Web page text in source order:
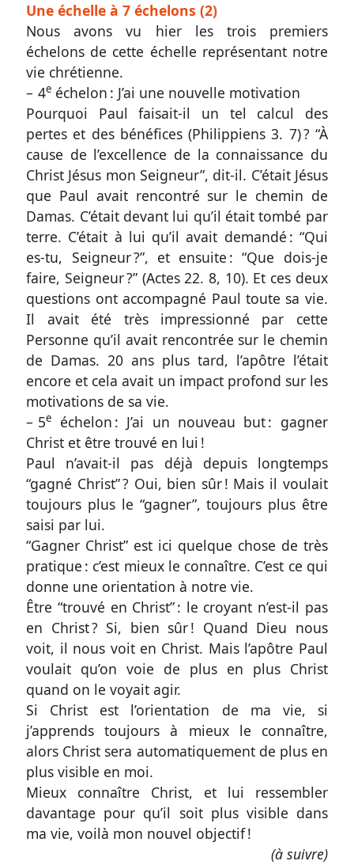
Une échelle à 7 échelons (2)
Nous avons vu hier les trois premiers
échelons de cette échelle représentant notre
vie chrétienne.
– 4e échelon : J’ai une nouvelle motivation
Pourquoi Paul faisait-il un tel calcul des
pertes et des bénéfices (Philippiens 3. 7) ? “À
cause de l’excellence de la connaissance du
Christ Jésus mon Seigneur”, dit-il. C’était Jésus
que Paul avait rencontré sur le chemin de
Damas. C’était devant lui qu’il était tombé par
terre. C’était à lui qu’il avait demandé : “Qui
es-tu, Seigneur ?”, et ensuite : “Que dois-je
faire, Seigneur ?” (Actes 22. 8, 10). Et ces deux
questions ont accompagné Paul toute sa vie.
Il avait été très impressionné par cette
Personne qu’il avait rencontrée sur le chemin
de Damas. 20 ans plus tard, l’apôtre l’était
encore et cela avait un impact profond sur les
motivations de sa vie.
– 5e
échelon : J’ai un nouveau but : gagner
Christ et être trouvé en lui !
Paul n’avait-il pas déjà depuis longtemps
“gagné Christ” ? Oui, bien sûr ! Mais il voulait
toujours plus le “gagner”, toujours plus être
saisi par lui.
“Gagner Christ” est ici quelque chose de très
pratique : c’est mieux le connaître. C’est ce qui
donne une orientation à notre vie.
Être “trouvé en Christ” : le croyant n’est-il pas
en Christ ? Si, bien sûr ! Quand Dieu nous
voit, il nous voit en Christ. Mais l’apôtre Paul
voulait qu’on voie de plus en plus Christ
quand on le voyait agir.
Si Christ est l’orientation de ma vie, si
j’apprends toujours à mieux le connaître,
alors Christ sera automatiquement de plus en
plus visible en moi.
Mieux connaître Christ, et lui ressembler
davantage pour qu’il soit plus visible dans
ma vie, voilà mon nouvel objectif !
(à suivre)
Signaler
une
erreur
Participer
aux
coûts
du
site